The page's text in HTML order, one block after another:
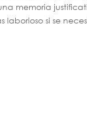
memoria
laborioso si se